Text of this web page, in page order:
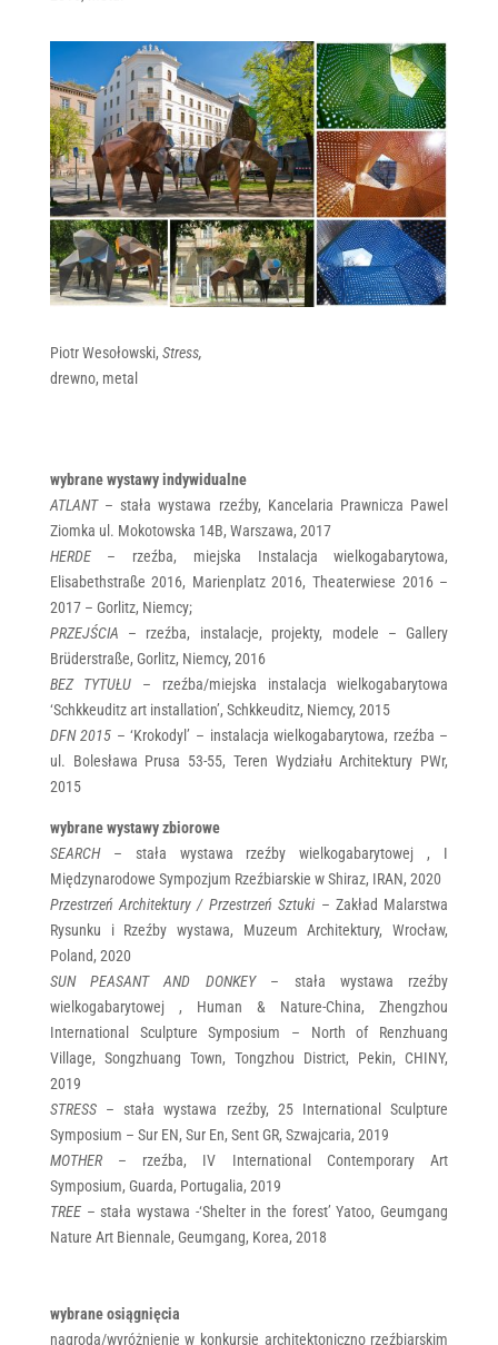
Piotr Wesołowski, Stress,
drewno, metal
wybrane wystawy indywidualne
ATLANT– stała wystawa rzeźby, Kancelaria Prawnicza Pawel
Ziomka ul. Mokotowska 14B, Warszawa, 2017
HERDE– rzeźba, miejska Instalacja wielkogabarytowa,
Elisabethstraße 2016, Marienplatz 2016, Theaterwiese 2016 –
2017 – Gorlitz, Niemcy;
PRZEJŚCIA – rzeźba, instalacje, projekty, modele – Gallery
Brüderstraße, Gorlitz, Niemcy, 2016
BEZ TYTUŁU – rzeźba/miejska instalacja wielkogabarytowa
‘Schkkeuditz art installation’, Schkkeuditz, Niemcy, 2015
DFN 2015 – ‘Krokodyl’ – instalacja wielkogabarytowa, rzeźba –
ul. Bolesława Prusa 53-55, Teren Wydziału Architektury PWr,
2015
wybrane wystawy zbiorowe
SEARCH– stała wystawa rzeźby wielkogabarytowej , I
Międzynarodowe Sympozjum Rzeźbiarskie w Shiraz, IRAN, 2020
Przestrzeń Architektury / Przestrzeń Sztuki – Zakład Malarstwa
Rysunku i Rzeźby wystawa, Muzeum Architektury, Wrocław,
Poland, 2020
SUN PEASANT AND DONKEY– stała wystawa rzeźby
wielkogabarytowej , Human & Nature-China, Zhengzhou
International Sculpture Symposium – North of Renzhuang
Village, Songzhuang Town, Tongzhou District, Pekin, CHINY,
2019
STRESS– stała wystawa rzeźby, 25 International Sculpture
Symposium – Sur EN, Sur En, Sent GR, Szwajcaria, 2019
MOTHER– rzeźba, IV International Contemporary Art
Symposium, Guarda, Portugalia, 2019
TREE– stała wystawa -‘Shelter in the forest’ Yatoo, Geumgang
Nature Art Biennale, Geumgang, Korea, 2018
wybrane osiągnięcia
nagroda/wyróżnienie w konkursie architektoniczno rzeźbiarskim